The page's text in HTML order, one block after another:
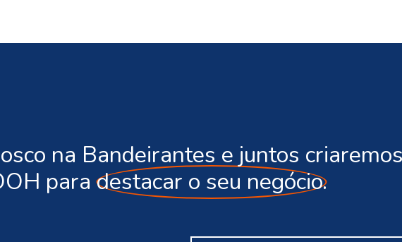
na Bandeirantes e juntos
paradestacar o seu negócio.